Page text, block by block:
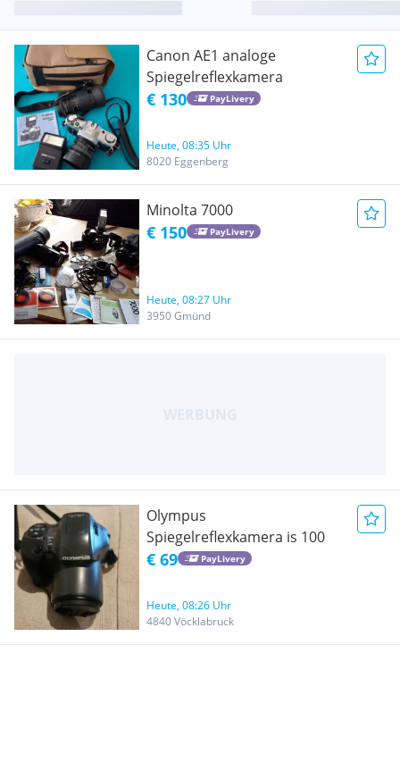
Canon AE1 analoge
Spiegelreflexkamera
€ 130 PayLivery
Heute, 08:35 Uhr
8020 Eggenberg
Minolta 7000
€ 150 PayLivery
Heute, 08:27 Uhr
3950 Gmünd
Olympus
Spiegelreflexkamera is 100
€ 69 PayLivery
Heute, 08:26 Uhr
4840 Vöcklabruck